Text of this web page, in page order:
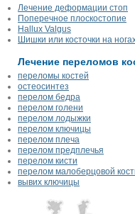
Лечение деформации стоп
Поперечное плоскостопие
Hallux Valgus
Шишки или косточки на
Лечение переломов
переломы костей
остеосинтез
перелом бедра
перелом голени
перелом лодыжки
перелом ключицы
перелом плеча
перелом предплечья
перелом кисти
перелом малоберцовой
вывих ключицы